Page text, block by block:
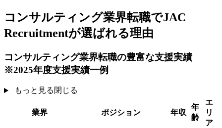
コンサルティング業界転職でJAC
Recruitmentが選ばれる理由
コンサルティング業界転職の豊富な支援実績
※2025年度支援実績一例
もっと見る 閉じる
業界 ポジション 年収
年
齢
エ
リ
ア